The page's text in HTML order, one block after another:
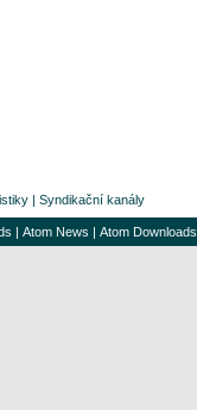
| Syndikační kanály
| Atom News | Atom Downloads